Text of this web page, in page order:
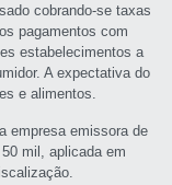
cobrando-se taxas
pagamentos com
estabelecimentos a
A expectativa do
e alimentos.
empresa emissora de
mil, aplicada em